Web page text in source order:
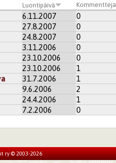
Luontipäivä Kommentteja
6.11.2007 0
27.8.2007 0
24.8.2007 0
3.11.2006 0
23.10.2006 0
23.10.2006 1
31.7.2006 1
9.6.2006 2
24.4.2006 1
7.2.2006 0
ry © 2003-2026